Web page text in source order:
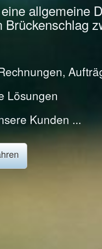
allgemeine
Lösungen
Kunden ...